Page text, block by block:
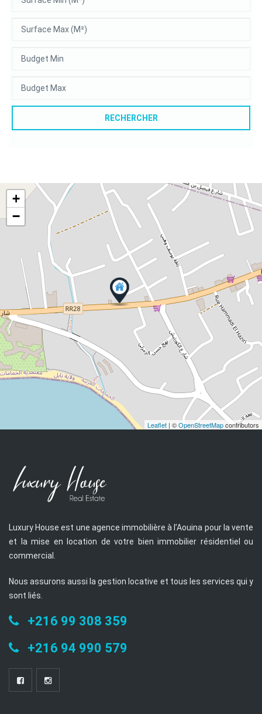
RECHERCHER
+
−
Leaflet | ©OpenStreetMapcontributors
Luxury House est une agence immobilière à l’Aouina pour la vente
et la mise en location de votre bien immobilier résidentiel ou
commercial.
Nous assurons aussi la gestion locative et tous les services qui y
sont liés.
+216 99 308 359
+216 94 990 579